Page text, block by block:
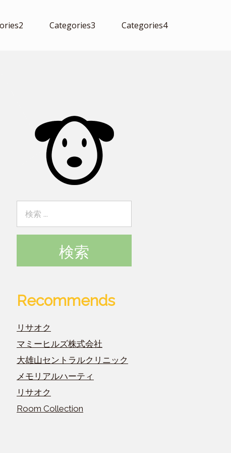
Categories3 Categories4
Recommends
リサオク
マミーヒルズ株式会社
大雄山セントラルクリニック
メモリアルハーティ
リサオク
Room Collection